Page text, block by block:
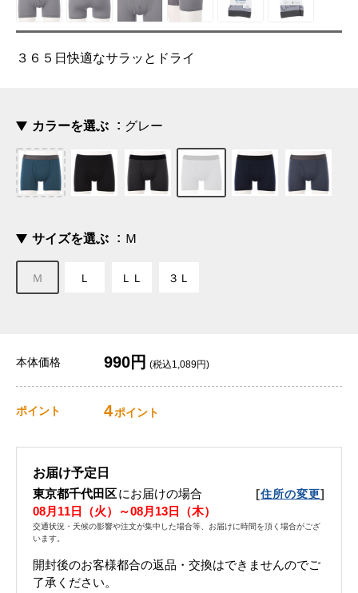
３６５日快適なサラッとドライ
カラーを選ぶ グレー
サイズを選ぶ Ｍ
Ｍ Ｌ ＬＬ ３Ｌ
本体価格 990円 (税込1,089円)
ポイント 4ポイント
お届け予定日
東京都千代田区にお届けの場合 [住所の変更]
08月11日（火）～08月13日（木）
交通状況・天候の影響や注文が集中した場合等、お届けに時間を頂く場合がござ
います。
開封後のお客様都合の返品・交換はできませんのでご
了承ください。